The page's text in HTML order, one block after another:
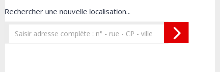
Rechercher une nouvelle localisation...